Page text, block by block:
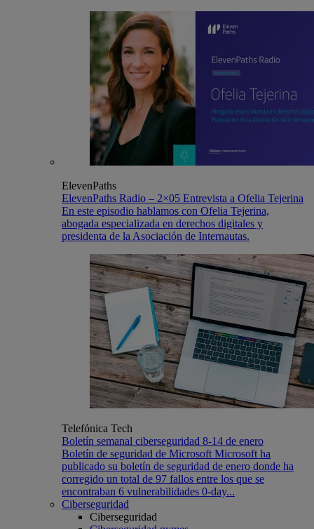
ElevenPaths
ElevenPaths Radio – 2×05 Entrevista a Ofelia Tejerina
En este episodio hablamos con Ofelia Tejerina,
abogada especializada en derechos digitales y
presidenta de la Asociación de Internautas.
Telefónica Tech
Boletín semanal ciberseguridad 8-14 de enero
Boletín de seguridad de Microsoft Microsoft ha
publicado su boletín de seguridad de enero donde ha
corregido un total de 97 fallos entre los que se
encontraban 6 vulnerabilidades 0-day...
Ciberseguridad
Ciberseguridad